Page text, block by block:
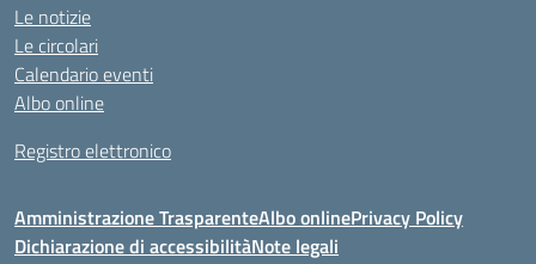
Le notizie
Le circolari
Calendario eventi
Albo online
Registro elettronico
Amministrazione TrasparenteAlbo onlinePrivacy Policy
Dichiarazione di accessibilitàNote legali